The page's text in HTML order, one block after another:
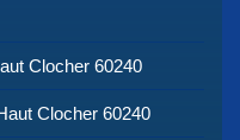
Clocher 60240
Clocher 60240